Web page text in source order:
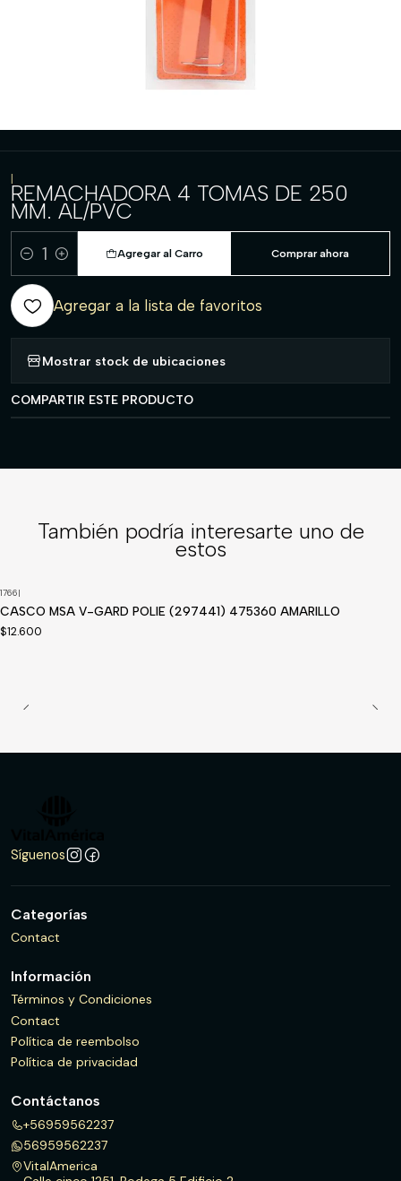
|
REMACHADORA 4 TOMAS DE 250
MM. AL/PVC
Cantidad
Agregar al Carro Comprar ahora
Agregar a la lista de favoritos
Mostrar stock de ubicaciones
COMPARTIR ESTE PRODUCTO
También podría interesarte uno de
estos
1766|
CASCO MSA V-GARD POLIE (297441) 475360 AMARILLO
$12.600
Síguenos
Categorías
Contact
Información
Términos y Condiciones
Contact
Política de reembolso
Política de privacidad
Contáctanos
+56959562237
56959562237
VitalAmerica